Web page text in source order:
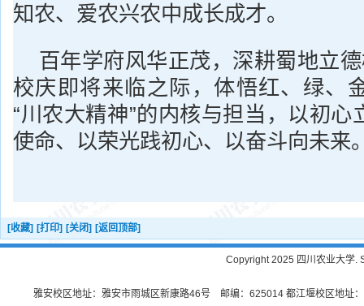
知农、爱农兴农中成长成才。
百年学府风华正茂，深耕蜀地立
校庆即将来临之际，体悟红、绿、
“川农大精神”的内核与担当，以初心
使命、以荣光践初心、以奋斗向未来
[收藏] [打印] [关闭] [返回顶部]
Copyright 2025 四川农业大学.
雅安校区地址：雅安市雨城区新康路46号 邮编：625014 都江堰校区地址